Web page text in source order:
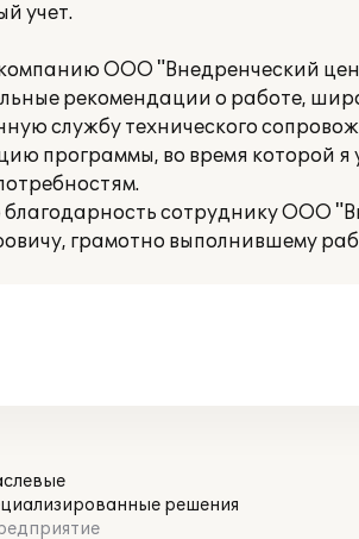
учет.
ООО "Внедренческий
рекомендации о работе,
службу технического
программы, во время которой
сотруднику ООО
грамотно выполнившему
решения